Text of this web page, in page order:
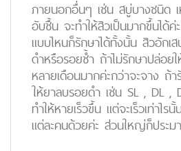
ภายนอกอื่นๆ เช่น สบู่บางชนิด
อับชื้น จะทำให้สิวเป็นมากขึ้นได้ค่
แบบไหนก็รักษาได้ทั้งนั้น สิวอักเ
ดำหรือรอยช้ำ ถ้าไม่รักษาปล่อย
หลายเดือนมากค่ะกว่าจะจาง
ให้ยาลบรอยดำ เช่น SL , DL ,
ทำให้หายเร็วขึ้น แต่จะเร็วเท่าไ
แต่ละคนด้วยค่ะ ส่วนใหญ่ก็ประ